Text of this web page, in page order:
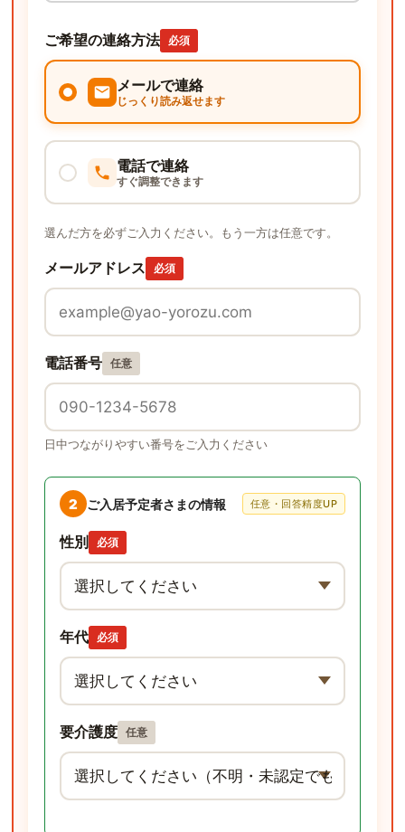
ご希望の連絡方法 必須
メールで連絡
じっくり読み返せます
電話で連絡
すぐ調整できます
選んだ方を必ずご入力ください。もう一方は任意です。
メールアドレス 必須
電話番号 任意
日中つながりやすい番号をご入力ください
2 ご入居予定者さまの情報 任意・回答精度UP
性別 必須
年代 必須
要介護度 任意